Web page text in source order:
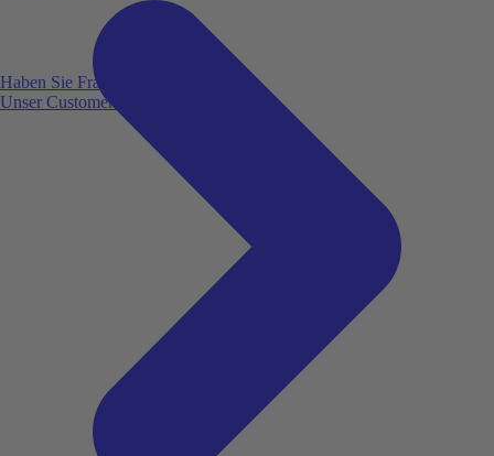
Haben Sie Fragen?
Unser Customer Service ist für Sie da!